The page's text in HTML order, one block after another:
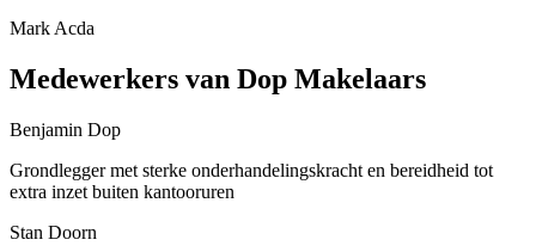
Mark Acda
Medewerkers van Dop Makelaars
Benjamin Dop
Grondlegger met sterke onderhandelingskracht en bereidheid tot
extra inzet buiten kantooruren
Stan Doorn